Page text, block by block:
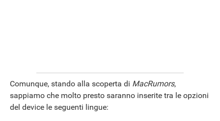
Comunque, stando alla scoperta di MacRumors,
sappiamo che molto presto saranno inserite tra le opzioni
del device le seguenti lingue: